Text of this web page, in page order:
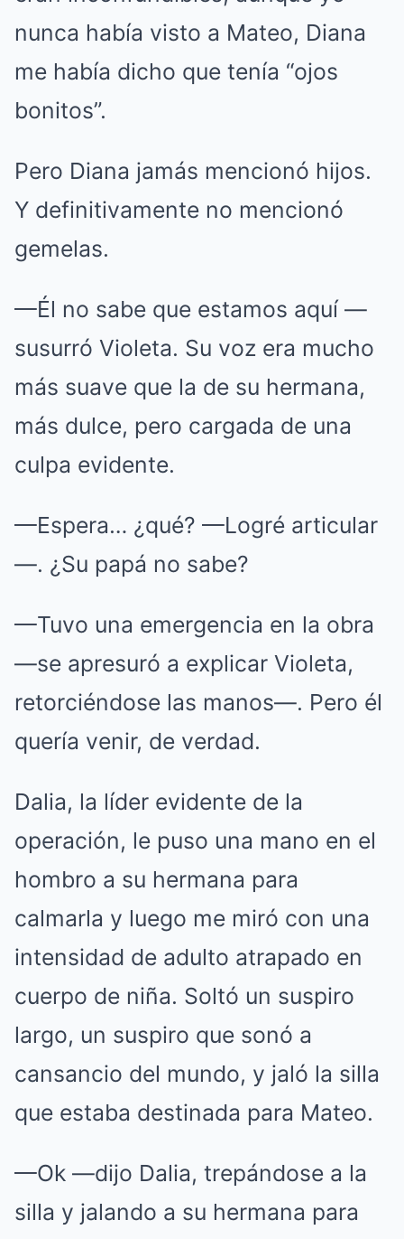
nunca había visto a Mateo, Diana
me había dicho que tenía “ojos
bonitos”.
Pero Diana jamás mencionó hijos.
Y definitivamente no mencionó
gemelas.
—Él no sabe que estamos aquí —
susurró Violeta. Su voz era mucho
más suave que la de su hermana,
más dulce, pero cargada de una
culpa evidente.
—Espera… ¿qué? —Logré articular
—. ¿Su papá no sabe?
—Tuvo una emergencia en la obra
—se apresuró a explicar Violeta,
retorciéndose las manos—. Pero él
quería venir, de verdad.
Dalia, la líder evidente de la
operación, le puso una mano en el
hombro a su hermana para
calmarla y luego me miró con una
intensidad de adulto atrapado en
cuerpo de niña. Soltó un suspiro
largo, un suspiro que sonó a
cansancio del mundo, y jaló la silla
que estaba destinada para Mateo.
—Ok —dijo Dalia, trepándose a la
silla y jalando a su hermana para